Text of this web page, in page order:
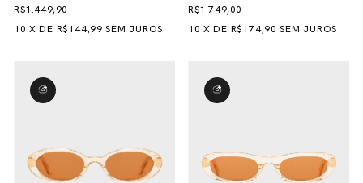
R$1.449,90
10 XDE R$144,99 SEM JUROS
R$1.749,00
10 XDE R$174,90 SEM JUROS